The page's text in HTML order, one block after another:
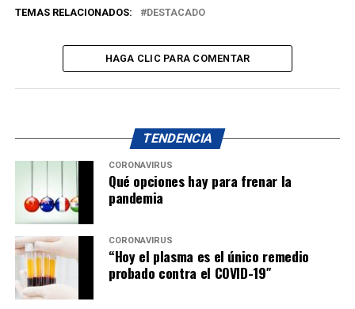
TEMAS RELACIONADOS: DESTACADO
HAGA CLIC PARA COMENTAR
TENDENCIA
CORONAVIRUS
Qué opciones hay para frenar la
pandemia
CORONAVIRUS
“Hoy el plasma es el único remedio
probado contra el COVID-19″